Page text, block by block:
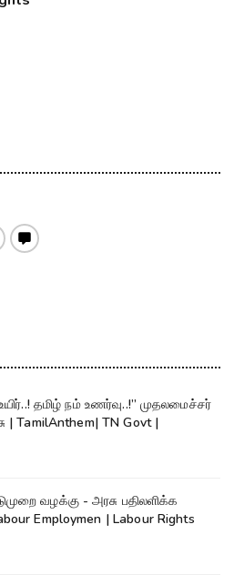
தமிழ் நம் உணர்வு..!” முதலமைச்சர்
| TamilAnthem| TN Govt |
வழக்கு - அரசு பதிலளிக்க
|Labour Employmen | Labour Rights